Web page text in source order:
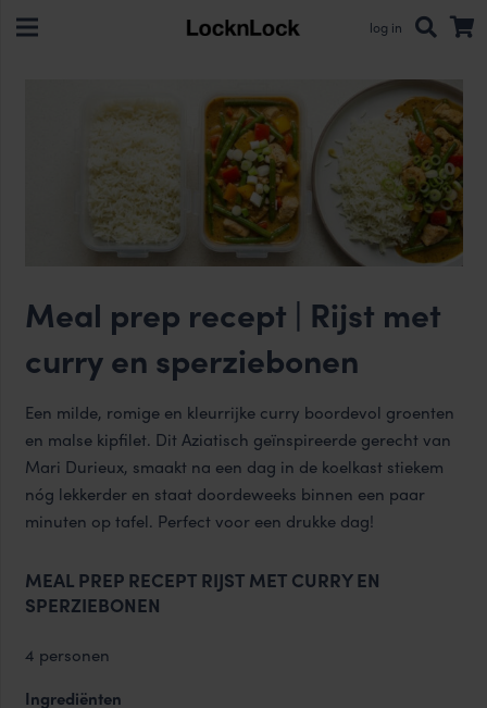
log in
Meal prep recept | Rijst met
curry en sperziebonen
Een milde, romige en kleurrijke curry boordevol groenten
en malse kipfilet. Dit Aziatisch geïnspireerde gerecht van
Mari Durieux, smaakt na een dag in de koelkast stiekem
nóg lekkerder en staat doordeweeks binnen een paar
minuten op tafel. Perfect voor een drukke dag!
MEAL PREP RECEPT RIJST MET CURRY EN
SPERZIEBONEN
4 personen
Ingrediënten